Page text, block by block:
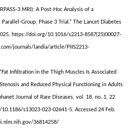
3 MRI): A Post-Hoc Analysis of a
Parallel-Group, Phase 3 Trial.” The Lancet Diabetes
https://doi.org/10.1016/s2213-8587(25)00027-
journals/landia/article/PIIS2213-
Infiltration in the Thigh Muscles Is Associated
and Reduced Physical Functioning in Adults
Journal of Rare Diseases, vol. 18, no. 1, 22
s13023-023-02641-5. Accessed 24 Feb.
36814258/